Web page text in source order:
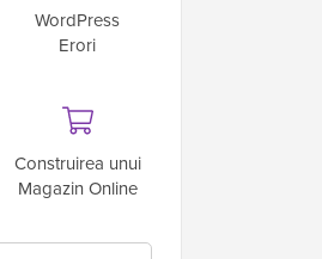
WordPress
Erori
Construirea unui
Magazin Online